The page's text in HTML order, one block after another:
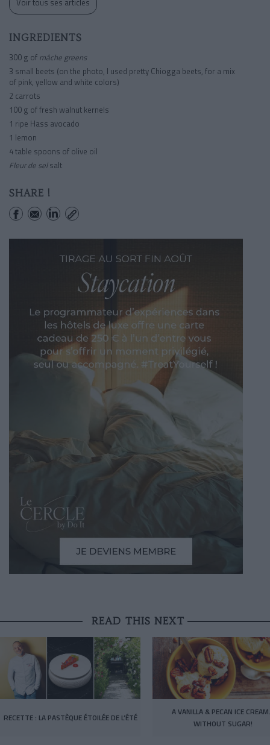
INGREDIENTS
300 g of mâche greens
3 small beets (on the photo, I used pretty Chiogga beets, for a mix
of pink, yellow and white colors)
2 carrots
100 g of fresh walnut kernels
1 ripe Hass avocado
1 lemon
4 table spoons of olive oil
Fleur de selsalt
SHARE !
READ THIS NEXT
RECETTE : LA PASTÈQUE ÉTOILÉE DE L’ÉTÉ
A VANILLA & PECAN ICE
WITHOUT SUGAR!